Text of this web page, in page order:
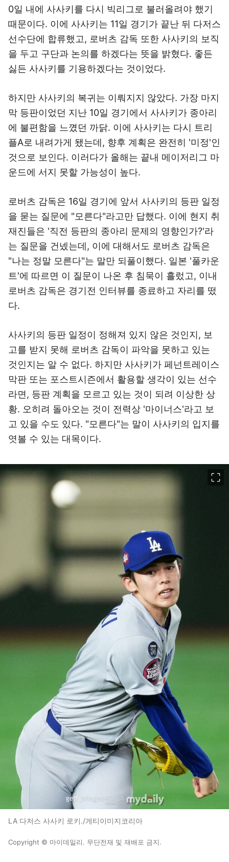
0일 내에 사사키를 다시 빅리그로 불러올려야 했기
때문이다. 이에 사사키는 11일 경기가 끝난 뒤 다저스
선수단에 합류했고, 로버츠 감독 또한 사사키의 보직
을 두고 구단과 논의를 하겠다는 뜻을 밝혔다. 좋든
싫든 사사키를 기용하겠다는 것이었다.
하지만 사사키의 복귀는 이뤄지지 않았다. 가장 마지
막 등판이었던 지난 10일 경기에서 사사키가 종아리
에 불편함을 느꼈던 까닭. 이에 사사키는 다시 트리
플A로 내려가게 됐는데, 향후 계획은 완전히 '미정'인
것으로 보인다. 이러다가 올해는 끝내 메이저리그 마
운드에 서지 못할 가능성이 높다.
로버츠 감독은 16일 경기에 앞서 사사키의 등판 일정
을 묻는 질문에 "모른다"라고만 답했다. 이에 현지 취
재진들은 '직전 등판의 종아리 문제의 영향인가?'라
는 질문을 건넸는데, 이에 대해서도 로버츠 감독은
"나는 정말 모른다"는 말만 되풀이했다. 일본 '풀카운
트'에 따르면 이 질문이 나온 후 침묵이 흘렀고, 이내
로버츠 감독은 경기전 인터뷰를 종료하고 자리를 떴
다.
사사키의 등판 일정이 정해져 있지 않은 것인지, 보
고를 받지 못해 로버츠 감독이 파악을 못하고 있는
것인지는 알 수 없다. 하지만 사사키가 페넌트레이스
막판 또는 포스트시즌에서 활용할 생각이 있는 선수
라면, 등판 계획을 모르고 있는 것이 되려 이상한 상
황. 오히려 돌아오는 것이 전력상 '마이너스'라고 보
고 있을 수도 있다. "모른다"는 말이 사사키의 입지를
엿볼 수 있는 대목이다.
LA 다저스 사사키 로키./게티이미지코리아
Copyright © 마이데일리. 무단전재 및 재배포 금지.